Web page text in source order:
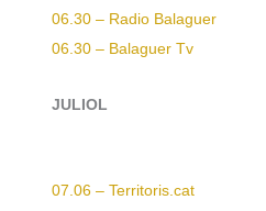
06.30 – Radio Balaguer
06.30 – Balaguer Tv
JULIOL
07.06 – Territoris.cat